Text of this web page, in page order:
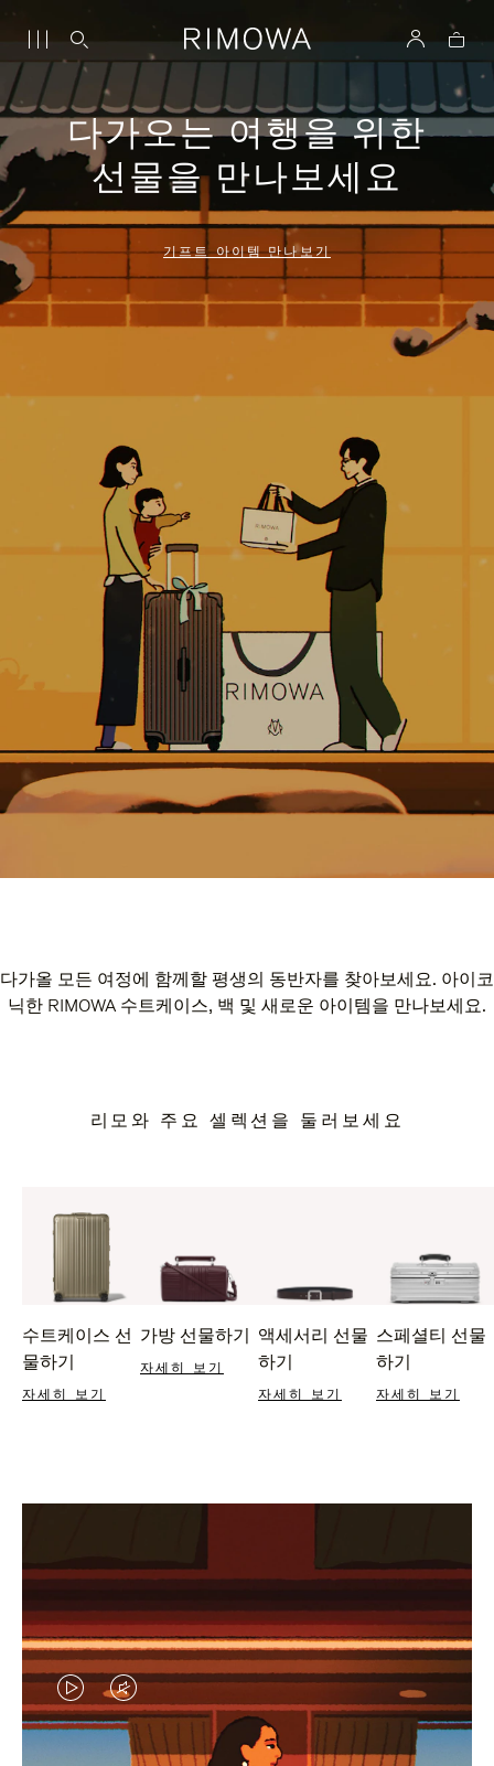
다가오는 여행을 위한
선물을 만나보세요
기프트 아이템 만나보기
다가올 모든 여정에 함께할 평생의 동반자를 찾아보세요. 아이코
닉한 RIMOWA 수트케이스, 백 및 새로운 아이템을 만나보세요.
리모와 주요 셀렉션을 둘러보세요
수트케이스 선
물하기
자세히 보기
가방 선물하기
자세히 보기
액세서리 선물
하기
자세히 보기
스페셜티 선물
하기
자세히 보기
VIDEO
IS
VIDEO
IS